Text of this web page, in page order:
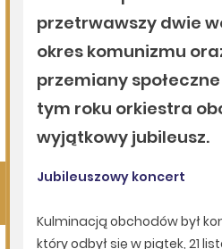
Groził żonie nożem - trafił do
05.08.2026 Gmina Perlejewo
Gmina Perlejewo z
jednostek OSP
Pokaż